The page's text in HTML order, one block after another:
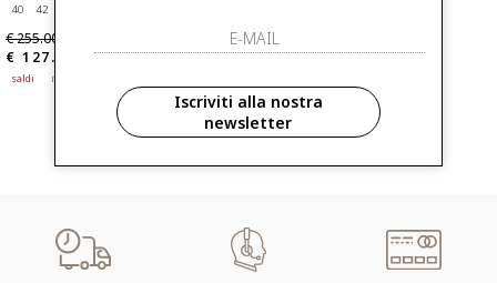
40 42
€ 255.00
€ 127.50
saldi nuovi arrivi
Iscriviti alla nostra
newsletter